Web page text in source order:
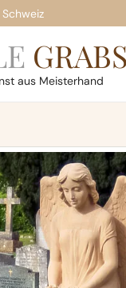
aus Meisterhand